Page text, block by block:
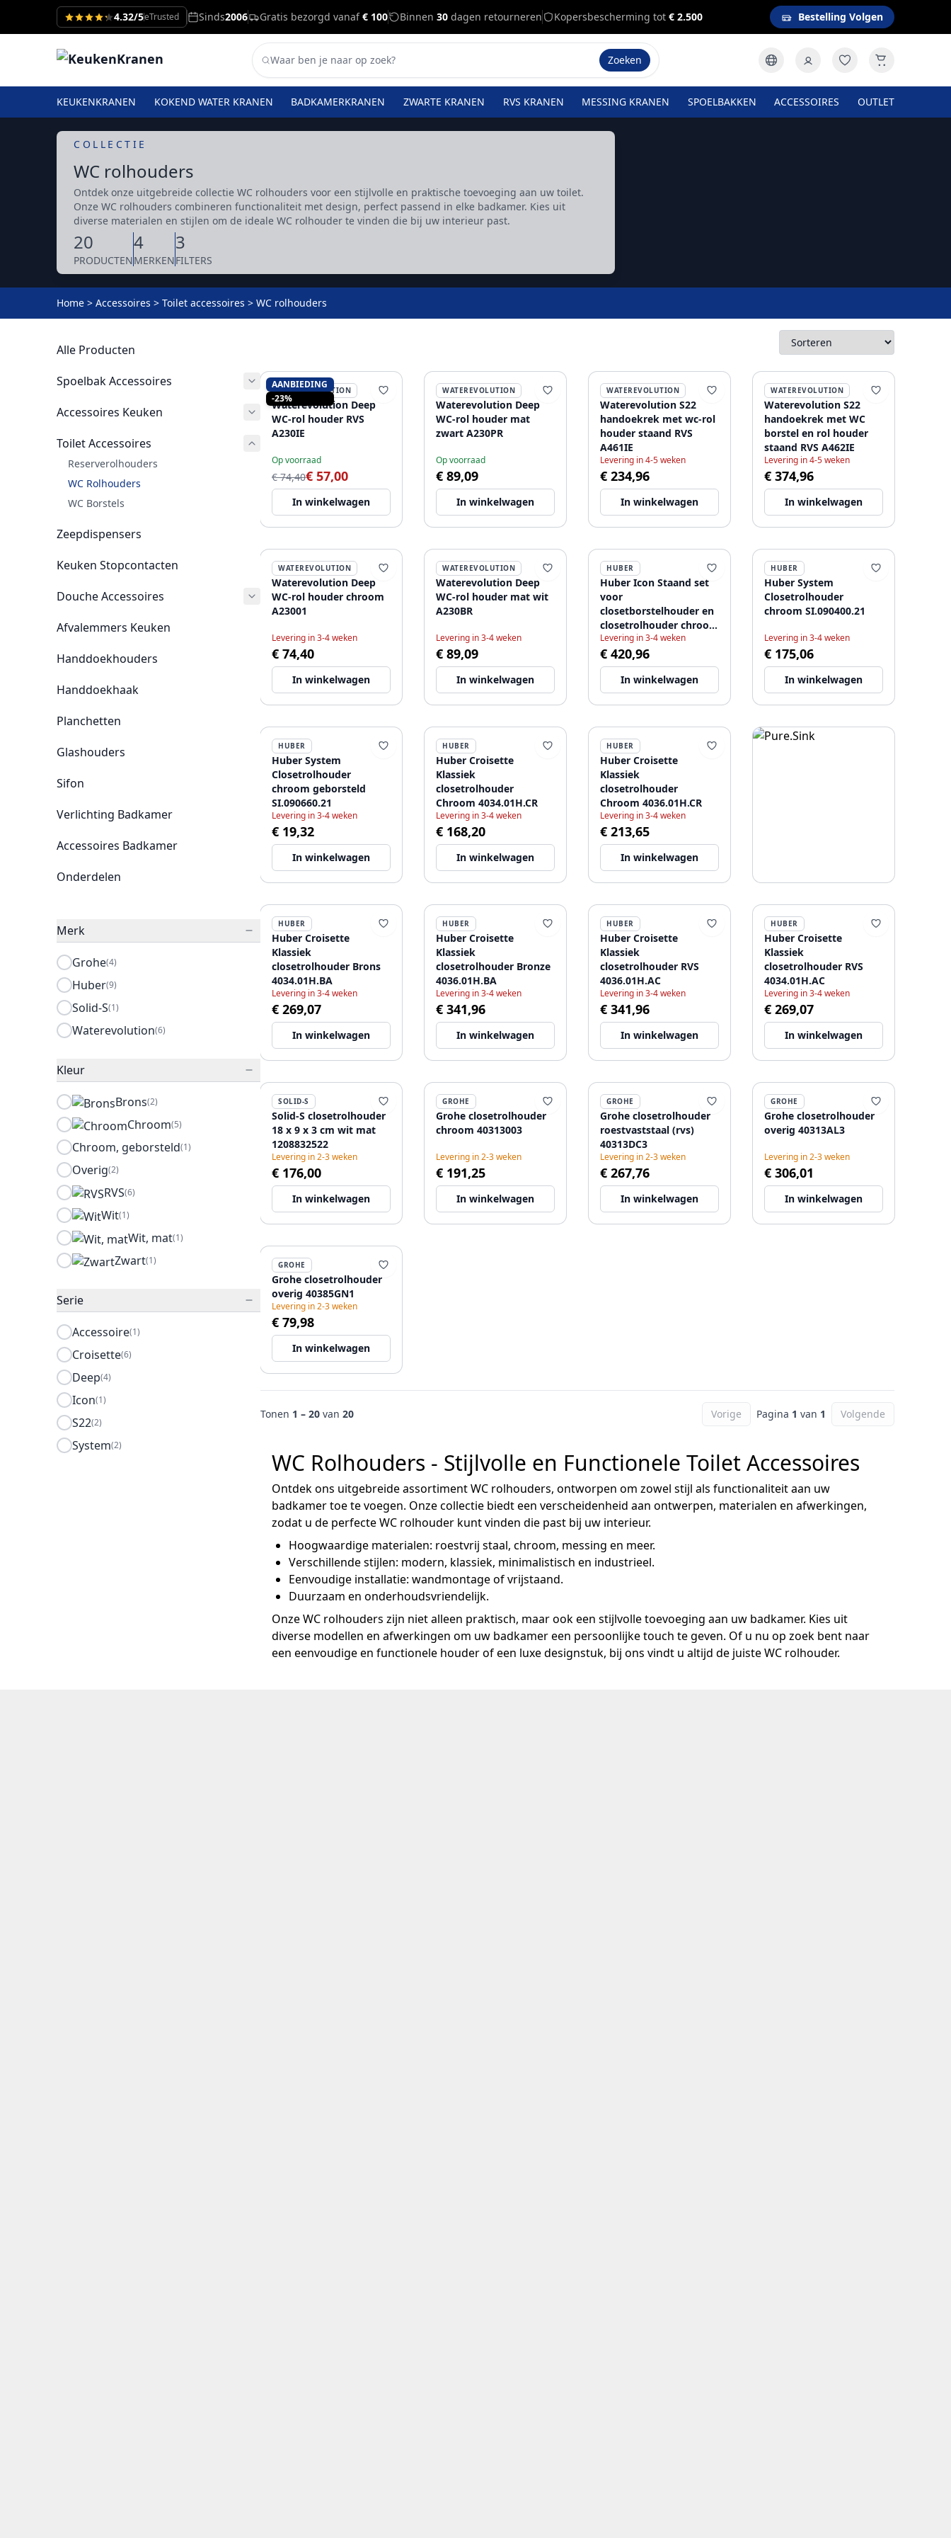
4.32/5eTrusted Sinds2006 Gratis bezorgd vanaf€ 100 Binnen 30 dagen retourneren Kopersbescherming tot € 2.500 Bestelling Volgen
Zoeken
KEUKENKRANEN KOKEND WATER KRANEN BADKAMERKRANEN ZWARTE KRANEN RVS KRANEN MESSING KRANEN SPOELBAKKEN ACCESSOIRES OUTLET
COLLECTIE
WC rolhouders
Ontdek onze uitgebreide collectie WC rolhouders voor een stijlvolle en praktische toevoeging aan uw toilet.
Onze WC rolhouders combineren functionaliteit met design, perfect passend in elke badkamer. Kies uit
diverse materialen en stijlen om de ideale WC rolhouder te vinden die bij uw interieur past.
20
PRODUCTEN
4
MERKEN
3
FILTERS
Home > Accessoires > Toilet accessoires > WC rolhouders
Alle Producten
Spoelbak Accessoires
Accessoires Keuken
Toilet Accessoires
Reserverolhouders
WC Rolhouders
WC Borstels
Zeepdispensers
Keuken Stopcontacten
Douche Accessoires
Afvalemmers Keuken
Handdoekhouders
Handdoekhaak
Planchetten
Glashouders
Sifon
Verlichting Badkamer
Accessoires Badkamer
Onderdelen
Merk
Grohe(4)
Huber(9)
Solid-S(1)
Waterevolution(6)
Kleur
Brons(2)
Chroom(5)
Chroom, geborsteld(1)
Overig(2)
RVS(6)
Wit(1)
Wit, mat(1)
Zwart(1)
Serie
Accessoire(1)
Croisette(6)
Deep(4)
Icon(1)
S22(2)
System(2)
AANBIEDING
-23%
WATEREVOLUTION
Waterevolution Deep
WC-rol houder RVS
A230IE
Op voorraad
€ 74,40€ 57,00
In winkelwagen
WATEREVOLUTION
Waterevolution Deep
WC-rol houder mat
zwart A230PR
Op voorraad
€ 89,09
In winkelwagen
WATEREVOLUTION
Waterevolution S22
handoekrek met wc-rol
houder staand RVS
A461IE
Levering in 4-5 weken
€ 234,96
In winkelwagen
WATEREVOLUTION
Waterevolution S22
handoekrek met WC
borstel en rol houder
staand RVS A462IE
Levering in 4-5 weken
€ 374,96
In winkelwagen
WATEREVOLUTION
Waterevolution Deep
WC-rol houder chroom
A23001
Levering in 3-4 weken
€ 74,40
In winkelwagen
WATEREVOLUTION
Waterevolution Deep
WC-rol houder mat wit
A230BR
Levering in 3-4 weken
€ 89,09
In winkelwagen
HUBER
Huber Icon Staand set
voor
closetborstelhouder en
closetrolhouder chroom
3036.01H.CR
Levering in 3-4 weken
€ 420,96
In winkelwagen
HUBER
Huber System
Closetrolhouder
chroom SI.090400.21
Levering in 3-4 weken
€ 175,06
In winkelwagen
HUBER
Huber System
Closetrolhouder
chroom geborsteld
SI.090660.21
Levering in 3-4 weken
€ 19,32
In winkelwagen
HUBER
Huber Croisette
Klassiek
closetrolhouder
Chroom 4034.01H.CR
Levering in 3-4 weken
€ 168,20
In winkelwagen
HUBER
Huber Croisette
Klassiek
closetrolhouder
Chroom 4036.01H.CR
Levering in 3-4 weken
€ 213,65
In winkelwagen
HUBER
Huber Croisette
Klassiek
closetrolhouder Brons
4034.01H.BA
Levering in 3-4 weken
€ 269,07
In winkelwagen
HUBER
Huber Croisette
Klassiek
closetrolhouder Bronze
4036.01H.BA
Levering in 3-4 weken
€ 341,96
In winkelwagen
HUBER
Huber Croisette
Klassiek
closetrolhouder RVS
4036.01H.AC
Levering in 3-4 weken
€ 341,96
In winkelwagen
HUBER
Huber Croisette
Klassiek
closetrolhouder RVS
4034.01H.AC
Levering in 3-4 weken
€ 269,07
In winkelwagen
SOLID-S
Solid-S closetrolhouder
18 x 9 x 3 cm wit mat
1208832522
Levering in 2-3 weken
€ 176,00
In winkelwagen
GROHE
Grohe closetrolhouder
chroom 40313003
Levering in 2-3 weken
€ 191,25
In winkelwagen
GROHE
Grohe closetrolhouder
roestvaststaal (rvs)
40313DC3
Levering in 2-3 weken
€ 267,76
In winkelwagen
GROHE
Grohe closetrolhouder
overig 40313AL3
Levering in 2-3 weken
€ 306,01
In winkelwagen
GROHE
Grohe closetrolhouder
overig 40385GN1
Levering in 2-3 weken
€ 79,98
In winkelwagen
Tonen 1 – 20 van 20 Vorige Pagina 1 van 1 Volgende
WC Rolhouders - Stijlvolle en Functionele Toilet Accessoires
Ontdek ons uitgebreide assortiment WC rolhouders, ontworpen om zowel stijl als functionaliteit aan uw
badkamer toe te voegen. Onze collectie biedt een verscheidenheid aan ontwerpen, materialen en afwerkingen,
zodat u de perfecte WC rolhouder kunt vinden die past bij uw interieur.
Hoogwaardige materialen: roestvrij staal, chroom, messing en meer.
Verschillende stijlen: modern, klassiek, minimalistisch en industrieel.
Eenvoudige installatie: wandmontage of vrijstaand.
Duurzaam en onderhoudsvriendelijk.
Onze WC rolhouders zijn niet alleen praktisch, maar ook een stijlvolle toevoeging aan uw badkamer. Kies uit
diverse modellen en afwerkingen om uw badkamer een persoonlijke touch te geven. Of u nu op zoek bent naar
een eenvoudige en functionele houder of een luxe designstuk, bij ons vindt u altijd de juiste WC rolhouder.